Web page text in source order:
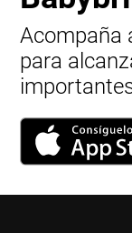
Acompaña
para